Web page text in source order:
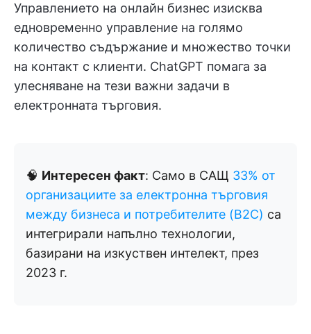
Управлението на онлайн бизнес изисква
едновременно управление на голямо
количество съдържание и множество точки
на контакт с клиенти. ChatGPT помага за
улесняване на тези важни задачи в
електронната търговия.
🧠 Интересен факт: Само в САЩ 33% от
организациите за електронна търговия
между бизнеса и потребителите (B2C) са
интегрирали напълно технологии,
базирани на изкуствен интелект, през
2023 г.